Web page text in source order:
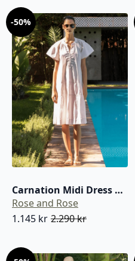
var:
2.290 kr.
er:
1.145 kr.
-50%
Carnation Midi Dress Pink With White
Rose and Rose
2.290kr
Opprinnelig
pris
1.145 kr
Nåværende
pris